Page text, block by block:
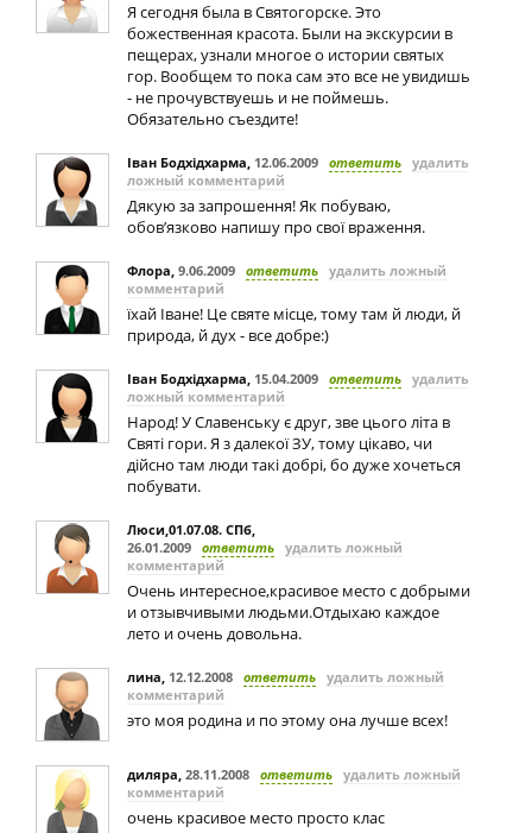
Я сегодня была в Святогорске. Это
божественная красота. Были на экскурсии в
пещерах, узнали многое о истории святых
гор. Вообщем то пока сам это все не увидишь
- не прочувствуешь и не поймешь.
Обязательно съездите!
Іван Бодхідхарма, 12.06.2009 ответить удалить
ложный комментарий
Дякую за запрошення! Як побуваю,
обов’язково напишу про свої враження.
Флора, 9.06.2009 ответить удалить ложный
комментарий
їхай Іване! Це святе місце, тому там й люди, й
природа, й дух - все добре:)
Іван Бодхідхарма, 15.04.2009 ответить удалить
ложный комментарий
Народ! У Славенську є друг, зве цього літа в
Святі гори. Я з далекої ЗУ, тому цікаво, чи
дійсно там люди такі добрі, бо дуже хочеться
побувати.
Люси,01.07.08. СПб,
26.01.2009 ответить удалить ложный
комментарий
Очень интересное,красивое место с добрыми
и отзывчивыми людьми.Отдыхаю каждое
лето и очень довольна.
лина, 12.12.2008 ответить удалить ложный
комментарий
это моя родина и по этому она лучше всех!
диляра, 28.11.2008 ответить удалить ложный
комментарий
очень красивое место просто клас